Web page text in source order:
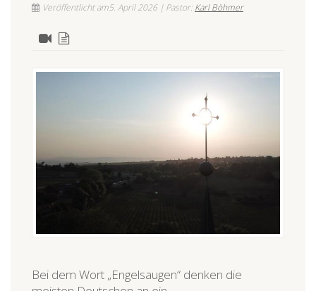
Veröffentlicht am5. April 2026 | Pastor: Karl Böhmer
Bei dem Wort „Engelsaugen“ denken die